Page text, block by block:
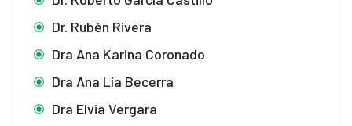
Dr. Rubén Rivera
Dra Ana Karina Coronado
Dra Ana Lía Becerra
Dra Elvia Vergara